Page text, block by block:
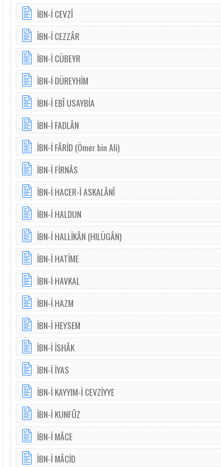
İBN-İ CEVZÎ
İBN-İ CEZZÂR
İBN-İ CÜBEYR
İBN-İ DÜREYHİM
İBN-İ EBÎ USAYBİA
İBN-İ FADLÂN
İBN-İ FÂRİD (Ömer bin Ali)
İBN-İ FİRNÂS
İBN-İ HACER-İ ASKALÂNÎ
İBN-İ HALDUN
İBN-İ HALLİKÂN (HILÜGÂN)
İBN-İ HATİME
İBN-İ HAVKAL
İBN-İ HAZM
İBN-İ HEYSEM
İBN-İ İSHÂK
İBN-İ İYAS
İBN-İ KAYYIM-İ CEVZİYYE
İBN-İ KUNFÛZ
İBN-İ MÂCE
İBN-İ MÂCİD